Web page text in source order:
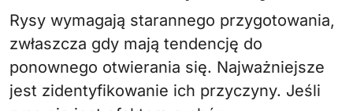
Rysy wymagają starannego przygotowania,
zwłaszcza gdy mają tendencję do
ponownego otwierania się. Najważniejsze
jest zidentyfikowanie ich przyczyny. Jeśli